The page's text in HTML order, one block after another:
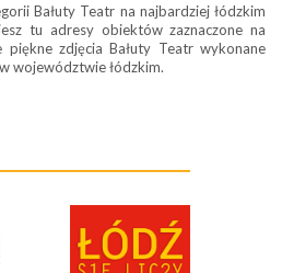
Bałuty Teatr na najbardziej łódzkim
tu adresy obiektów zaznaczone na
zdjęcia Bałuty Teatr wykonane
województwie łódzkim.